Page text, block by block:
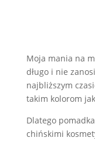
Moja mania na
długo i nie
najbliższym
takim kolorom
Dlatego
chińskimi